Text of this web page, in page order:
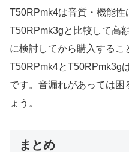
T50RPmk4は音質・機能性
T50RPmk3gと比較して高
に検討してから購入するこ
T50RPmk4とT50RPmk3g
です。音漏れがあっては困
ょう。
まとめ